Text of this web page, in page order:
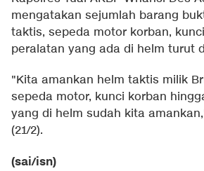
mengatakan sejumlah barang
taktis, sepeda motor korban,
peralatan yang ada di helm turut
"Kita amankan helm taktis milik
sepeda motor, kunci korban
yang di helm sudah kita
(21/2).
(sai/isn)